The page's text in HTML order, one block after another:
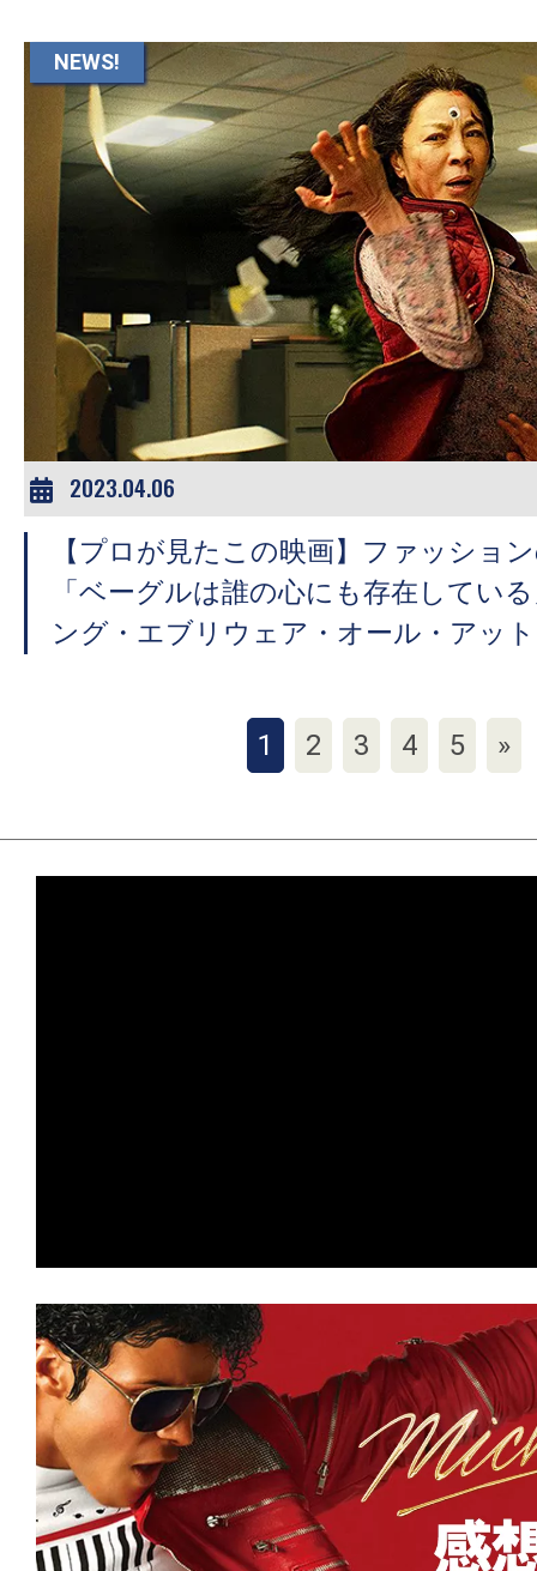
NEWS!
2023.04.06
【プロが見たこの映画】ファッショ
「ベーグルは誰の心にも存在してい
ング・エブリウェア・オール・アッ
1 2 3 4 5 »